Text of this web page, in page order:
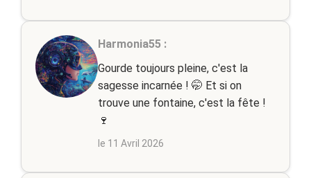
Harmonia55 :
Gourde toujours pleine, c'est la
sagesse incarnée ! 🤭 Et si on
trouve une fontaine, c'est la fête !
🍷
le 11 Avril 2026